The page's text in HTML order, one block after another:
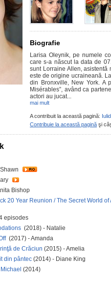
Biografie
Larisa Oleynik, pe numele
care s-a născut la data de
sunt Lorraine Allen, asistentă
este de origine ucraineană.
din Bronxville, New York. A
Misérables”, având ca
actori au jucat...
mai mult
A contribuit la această pagină:
Contribuie la această pagină şi
Bishop
20 Year Reunion / The Secret World
episodes
(2018) - Natalie
(2017) - Amanda
de Crăciun (2015) - Amelia
din pântec (2014) - Diane King
(2014)